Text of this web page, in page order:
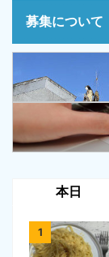
募集について
本日